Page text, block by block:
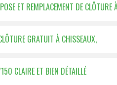
ET REMPLACEMENT DE CLÔTURE
GRATUIT À CHISSEAUX,
CLAIRE ET BIEN DÉTAILLÉ